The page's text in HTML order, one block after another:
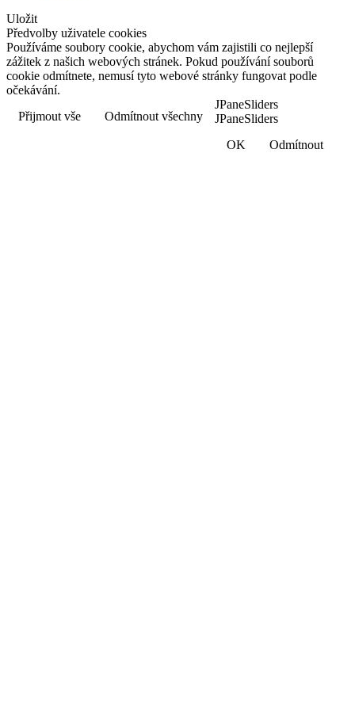
Uložit
Předvolby uživatele cookies
Používáme soubory cookie, abychom vám zajistili co nejlepší
zážitek z našich webových stránek. Pokud používání souborů
cookie odmítnete, nemusí tyto webové stránky fungovat podle
očekávání.
Přijmout vše
Odmítnout všechny
JPaneSliders
JPaneSliders
OK
Odmítnout